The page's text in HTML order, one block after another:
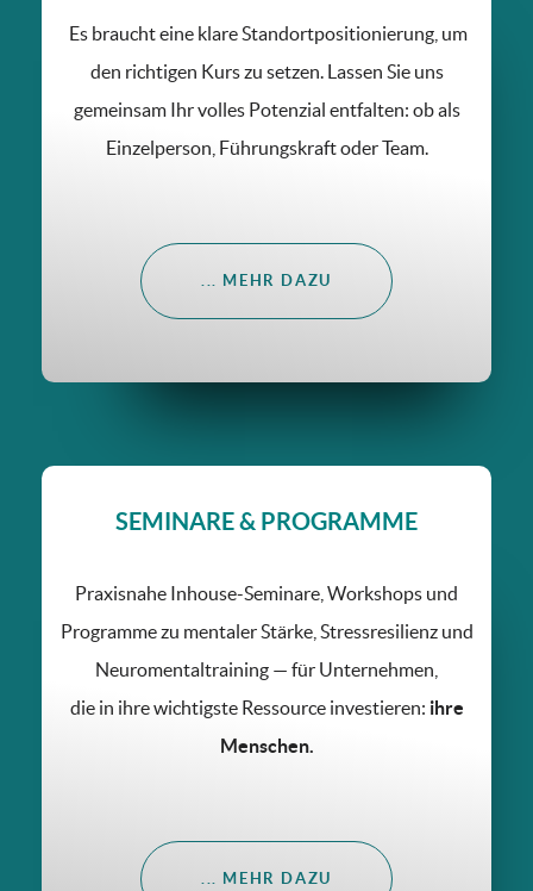
Es braucht eine klare Standortpositionierung, um
den richtigen Kurs zu setzen. Lassen Sie uns
gemeinsam Ihr volles Potenzial entfalten: ob als
Einzelperson, Führungskraft oder Team.
... MEHR DAZU
SEMINARE & PROGRAMME
Praxisnahe Inhouse-Seminare, Workshops und
Programme zu mentaler Stärke, Stressresilienz und
Neuromentaltraining — für Unternehmen,
die in ihre wichtigste Ressource investieren: ihre
Menschen.
... MEHR DAZU